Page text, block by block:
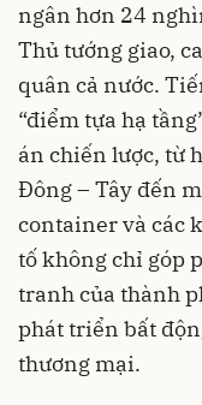
ngân hơn 24
Thủ tướng giao,
quân cả nước.
“điểm tựa hạ
án chiến lược, từ
Đông – Tây đến
container và các
tố không chỉ góp
tranh của thành
phát triển bất
thương mại.